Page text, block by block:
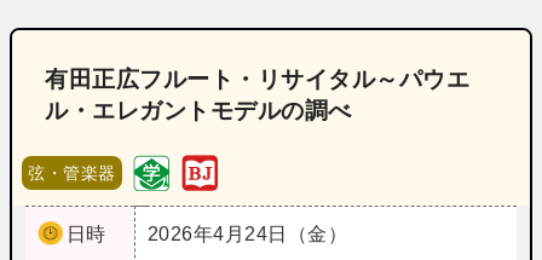
有田正広フルート・リサイタル～パウエ
ル・エレガントモデルの調べ
弦・管楽器
日時
2026年4月24日（金）